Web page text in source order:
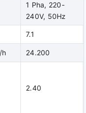
và lưới thông
cấp cho từng phòng
Để đảm bảo điều
phòng, cần có
dưới cửa giữa
1 Pha, 220-
240V, 50Hz
7.1
h 24.200
2.40